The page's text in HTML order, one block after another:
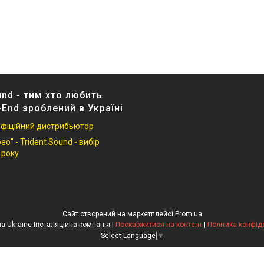
- тим хто любить
зроблений в Україні
дистрибьютор
- Trident Sound - вибір
Сайт створений на маркетплейсі Prom.ua
Поскаржитися на контент
Політика
Select Language ▼